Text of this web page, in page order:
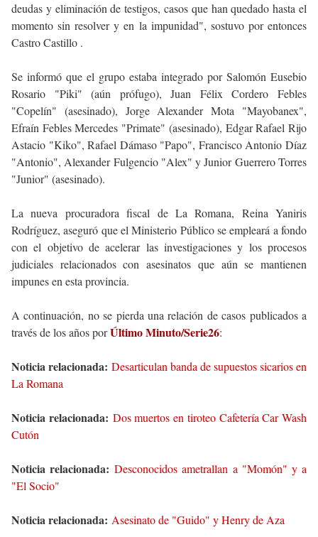
deudas y eliminación de testigos, casos que han quedado hasta el
momento sin resolver y en la impunidad", sostuvo por entonces
Castro Castillo .
Se informó que el grupo estaba integrado por Salomón Eusebio
Rosario "Piki" (aún prófugo), Juan Félix Cordero Febles
"Copelín" (asesinado), Jorge Alexander Mota "Mayobanex",
Efraín Febles Mercedes "Primate" (asesinado), Edgar Rafael Rijo
Astacio "Kiko", Rafael Dámaso "Papo", Francisco Antonio Díaz
"Antonio", Alexander Fulgencio "Alex" y Junior Guerrero Torres
"Junior" (asesinado).
La nueva procuradora fiscal de La Romana, Reina Yaniris
Rodríguez, aseguró que el Ministerio Público se empleará a fondo
con el objetivo de acelerar las investigaciones y los procesos
judiciales relacionados con asesinatos que aún se mantienen
impunes en esta provincia.
A continuación, no se pierda una relación de casos publicados a
través de los años porÚltimo Minuto/Serie26:
Noticia relacionada: Desarticulan banda de supuestos sicarios en
La Romana
Noticia relacionada: Dos muertos en tiroteo Cafetería Car Wash
Cutón
Noticia relacionada: Desconocidos ametrallan a "Momón" y a
"El Socio"
Noticia relacionada: Asesinato de "Guido" y Henry de Aza